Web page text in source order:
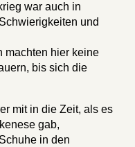
war auch in
und
machten hier keine
bis sich die
mit in die Zeit, als es
gab,
in den